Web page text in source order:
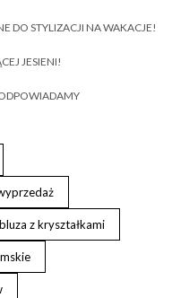
DO STYLIZACJI NA WAKACJE!
JESIENI!
bluza z kryształkami